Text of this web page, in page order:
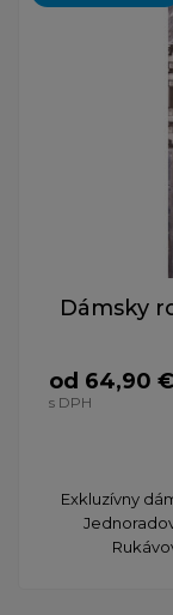
Dámsky
od 64,90 €
s DPH
Exkluzívny